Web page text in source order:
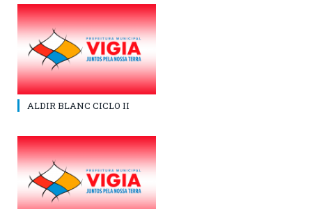
ALDIR BLANC CICLO II